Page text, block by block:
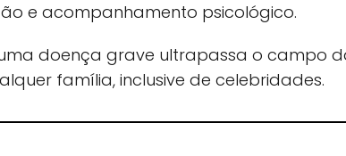
e acompanhamento psicológico.
doença grave ultrapassa o campo
família, inclusive de celebridades.